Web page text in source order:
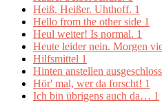
Heiß. Heißer. Uhthoff. 1
Hello from the other side 1
Heul weiter! Is normal. 1
Heute leider nein. Morgen
Hilfsmittel 1
Hinten anstellen
Hör' mal, wer da forscht! 1
Ich bin übrigens auch da… 1